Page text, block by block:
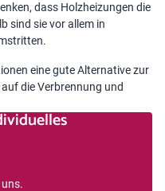
dass Holzheizungen die
sind sie vor allem in
eine gute Alternative zur
die Verbrennung und